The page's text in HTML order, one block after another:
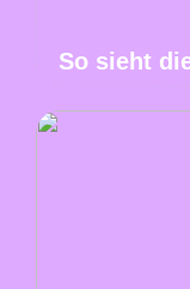
So sieht